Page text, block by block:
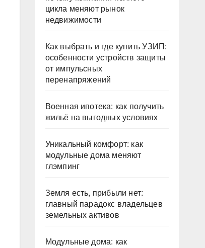
цикла меняют рынок
недвижимости
Как выбрать и где купить УЗИП:
особенности устройств защиты
от импульсных
перенапряжений
Военная ипотека: как получить
жильё на выгодных условиях
Уникальный комфорт: как
модульные дома меняют
глэмпинг
Земля есть, прибыли нет:
главный парадокс владельцев
земельных активов
Модульные дома: как